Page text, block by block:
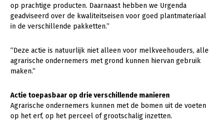
Bestuur en Directie
Medewerkers
Jaarverslag 2023
Vacatures
Contact
op prachtige producten. Daarnaast hebben we Urgenda
geadviseerd over de kwaliteitseisen voor goed plantmateriaal
in de verschillende pakketten.”
“Deze actie is natuurlijk niet alleen voor melkveehouders, alle
agrarische ondernemers met grond kunnen hiervan gebruik
maken.”
Actie toepasbaar op drie verschillende manieren
Agrarische ondernemers kunnen met de bomen uit de voeten
op het erf, op het perceel of grootschalig inzetten.